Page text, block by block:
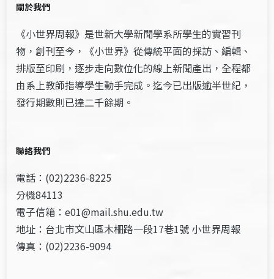
關於我們
《小世界周報》是世新大學新聞學系所學生的實習刊
物，創刊至今，《小世界》從傳統平面的採訪、編輯、
排版至印刷，逐步走向數位化的線上新聞產出，全程都
由系上教師指導學生動手完成。迄今已出版逾半世紀，
發行期數則已達二千餘期。
聯絡我們
電話：(02)2236-8225
分機84113
電子信箱：e01@mail.shu.edu.tw
地址：台北市文山區木柵路一段17巷1號 小世界周報
傳真：(02)2236-9094